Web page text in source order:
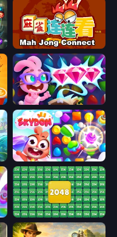
Mahjong Connect (Legacy)
Skydom: Reforged
Skydom
2048 Merge Blocks